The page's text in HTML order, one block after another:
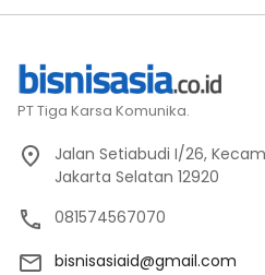
PT Tiga Karsa Komunika.
Jalan Setiabudi I/26,
Jakarta Selatan 12920
081574567070
bisnisasiaid@gmail.com